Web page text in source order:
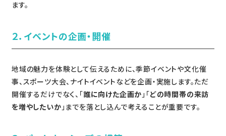
ます。
２． イベントの企画・開催
地域の魅力を体験として伝えるために、季節イベントや文化催
事、スポーツ大会、ナイトイベントなどを企画・実施します。ただ
開催するだけでなく、「誰に向けた企画か 」「どの時間帯の来訪
を増やしたいか 」までを落とし込んで考えることが重要です。